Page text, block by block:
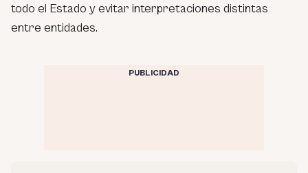
todo el Estado y evitar interpretaciones distintas
entre entidades.
PUBLICIDAD